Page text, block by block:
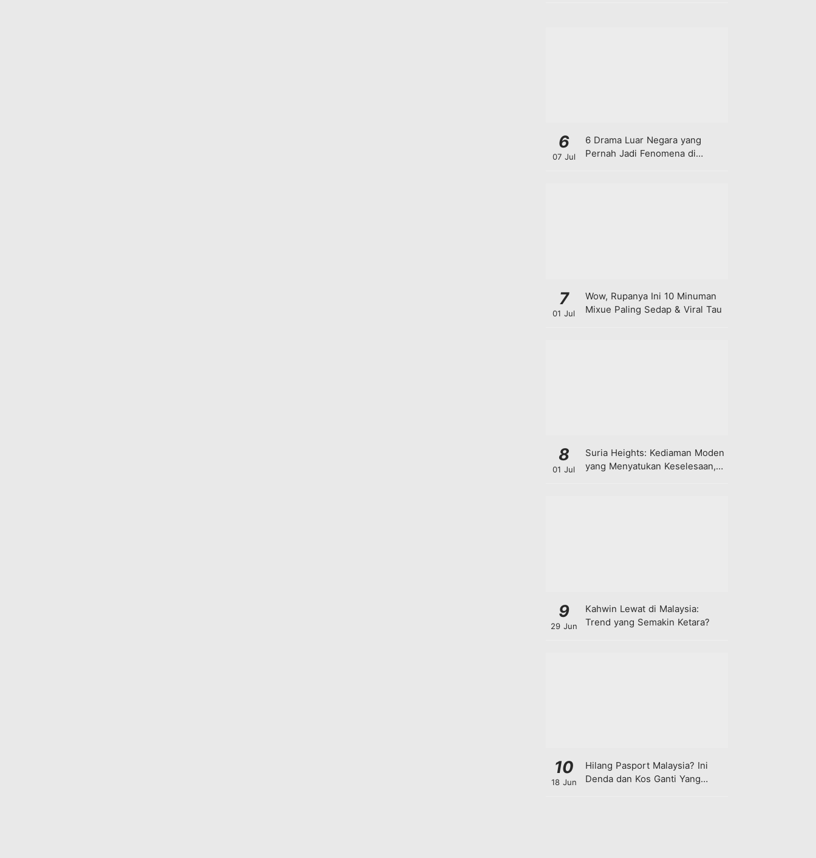
6
07 Jul
6 Drama Luar Negara yang
Pernah Jadi Fenomena di
7
01 Jul
Wow, Rupanya Ini 10 Minuman
Mixue Paling Sedap & Viral Tau
8
01 Jul
Suria Heights: Kediaman Moden
yang Menyatukan Keselesaan,
9
29 Jun
Kahwin Lewat di Malaysia:
Trend yang Semakin Ketara?
10
18 Jun
Hilang Pasport Malaysia? Ini
Denda dan Kos Ganti Yang